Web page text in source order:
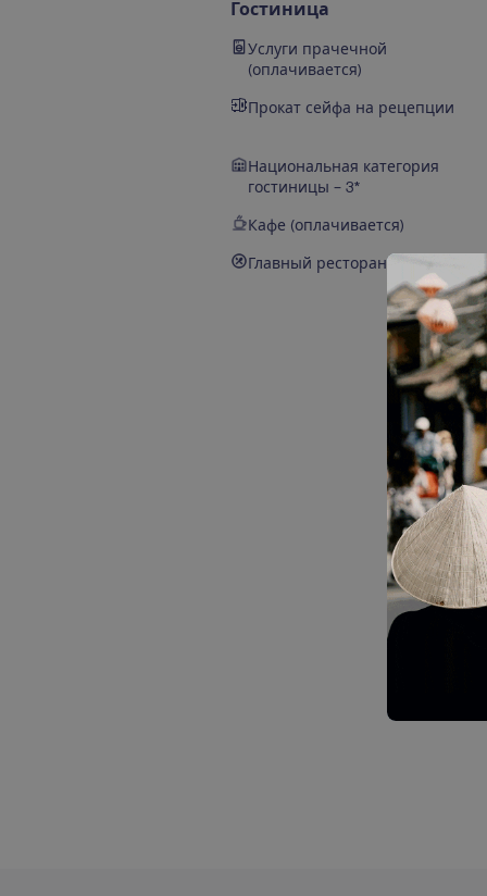
Гостиница
Услуги прачечной
(оплачивается)
Прокат сейфа на рецепции
Национальная категория
гостиницы – 3*
Кафе (оплачивается)
Главный ресторан